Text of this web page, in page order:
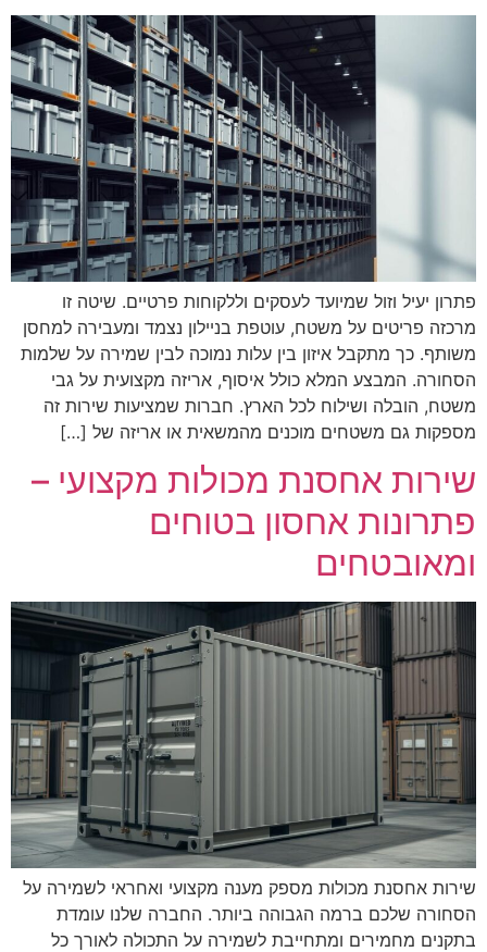
פתרון יעיל וזול שמיועד לעסקים וללקוחות פרטיים. שיטה זו
מרכזה פריטים על משטח, עוטפת בניילון נצמד ומעבירה למחסן
משותף. כך מתקבל איזון בין עלות נמוכה לבין שמירה על שלמות
הסחורה. המבצע המלא כולל איסוף, אריזה מקצועית על גבי
משטח, הובלה ושילוח לכל הארץ. חברות שמציעות שירות זה
מספקות גם משטחים מוכנים מהמשאית או אריזה של […]
שירות אחסנת מכולות מקצועי –
פתרונות אחסון בטוחים
ומאובטחים
שירות אחסנת מכולות מספק מענה מקצועי ואחראי לשמירה על
הסחורה שלכם ברמה הגבוהה ביותר. החברה שלנו עומדת
בתקנים מחמירים ומתחייבת לשמירה על התכולה לאורך כל